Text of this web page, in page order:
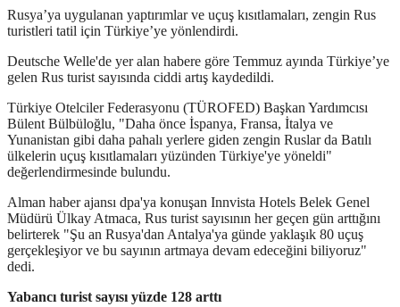
Rusya’ya uygulanan yaptırımlar ve uçuş kısıtlamaları, zengin Rus
turistleri tatil için Türkiye’ye yönlendirdi.
Deutsche Welle'de yer alan habere göre Temmuz ayında Türkiye’ye
gelen Rus turist sayısında ciddi artış kaydedildi.
Türkiye Otelciler Federasyonu (TÜROFED) Başkan Yardımcısı
Bülent Bülbüloğlu, "Daha önce İspanya, Fransa, İtalya ve
Yunanistan gibi daha pahalı yerlere giden zengin Ruslar da Batılı
ülkelerin uçuş kısıtlamaları yüzünden Türkiye'ye yöneldi"
değerlendirmesinde bulundu.
Alman haber ajansı dpa'ya konuşan Innvista Hotels Belek Genel
Müdürü Ülkay Atmaca, Rus turist sayısının her geçen gün arttığını
belirterek "Şu an Rusya'dan Antalya'ya günde yaklaşık 80 uçuş
gerçekleşiyor ve bu sayının artmaya devam edeceğini biliyoruz"
dedi.
Yabancı turist sayısı yüzde 128 arttı